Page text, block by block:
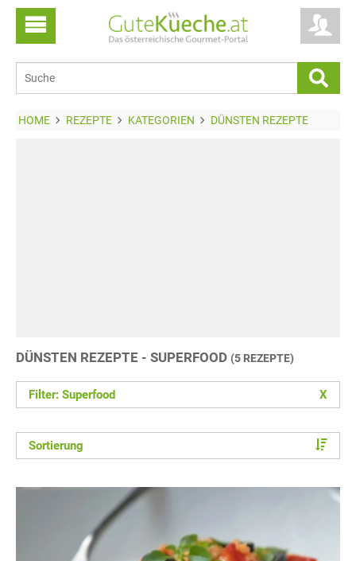
HOME REZEPTE KATEGORIEN DÜNSTEN REZEPTE
DÜNSTEN REZEPTE - SUPERFOOD (5 REZEPTE)
Filter: Superfood X
Sortierung